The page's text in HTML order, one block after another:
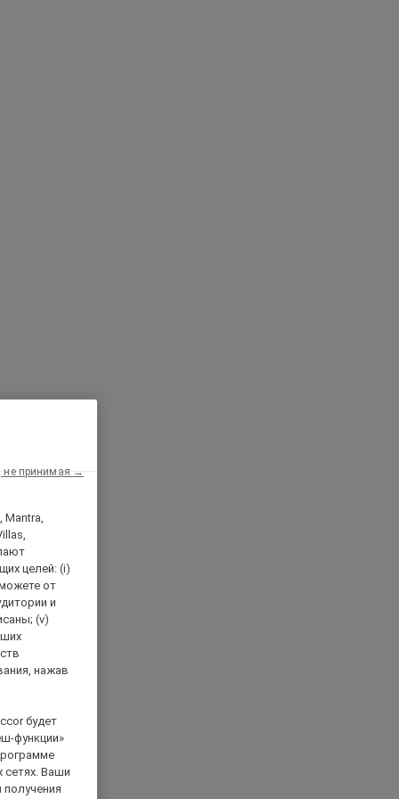
Mantra,
целей: (i)
от
и
(v)
нажав
будет
функции»
сетях. Ваши
не принимая →